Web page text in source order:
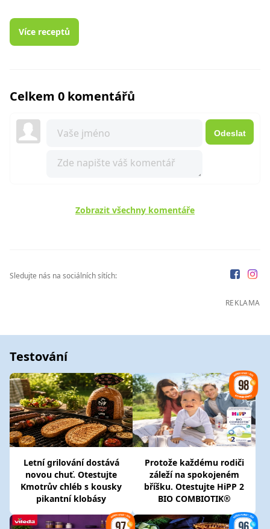
Více receptů
Celkem 0 komentářů
Odeslat
Zobrazit všechny komentáře
Sledujte nás na sociálních sítích:
REKLAMA
Testování
Letní grilování dostává
novou chuť. Otestujte
Kmotrův chléb s kousky
pikantní klobásy
Protože každému rodiči
záleží na spokojeném
bříšku. Otestujte HiPP 2
BIO COMBIOTIK®